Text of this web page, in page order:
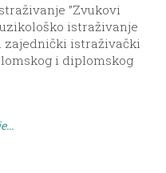
”Zvukovi
istraživanje
zajednički istraživački
i diplomskog
kolegija Uvod u